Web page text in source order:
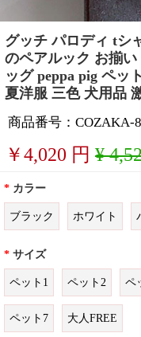
グッチ パロディ tシ
のペアルック お揃
ッグ peppa pig ペッ
夏洋服 三色 犬用品
商品番号：COZAKA-
￥4,020 円 ¥
* カラー
ブラック ホワイト
* サイズ
ペット1 ペット2 ペ
ペット7 大人FREE